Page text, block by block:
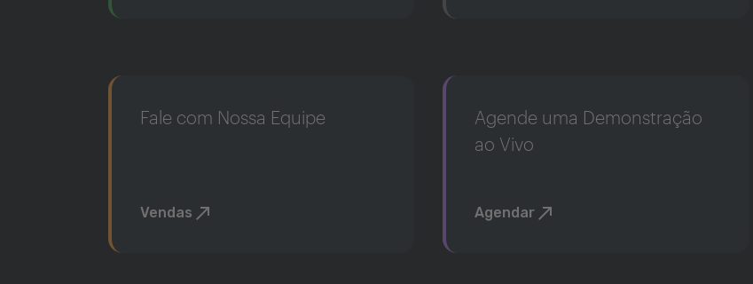
Fale com Nossa Equipe
Vendas
Agende uma Demonstração
ao Vivo
Agendar